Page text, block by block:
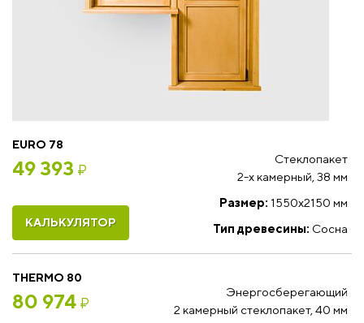
EURO 78
49 393 ₽
Стеклопакет
2-х камерный, 38 мм
Размер: 1550x2150 мм
Тип древесины: Сосна
КАЛЬКУЛЯТОР
THERMO 80
80 974 ₽
Энергосберегающий
2 камерный стеклопакет, 40 мм